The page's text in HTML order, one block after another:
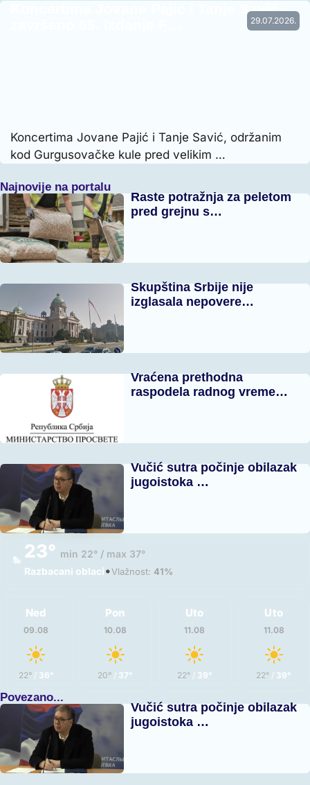
29.07.2026.
Koncertima Jovane Pajić i Tanje Savić
Koncertima Jovane Pajić i Tanje Savić, održanim
kod Gurgusovačke kule pred velikim …
Najnovije na portalu
Raste potražnja za peletom
pred grejnu s…
Skupština Srbije nije
izglasala nepovere…
Vraćena prethodna
raspodela radnog vreme…
Vučić sutra počinje obilazak
jugoistoka …
23° min 22° / max 37°
Razbacani oblaci•Vlažnost: 41%
Ned
09.08
22°/ 36°
Pon
10.08
20° / 37°
Uto
11.08
22°/ 39°
Uto
11.08
22° / 39°
Povezano...
Vučić sutra počinje obilazak
jugoistoka …